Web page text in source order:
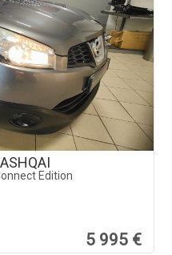
Edition
5 995 €